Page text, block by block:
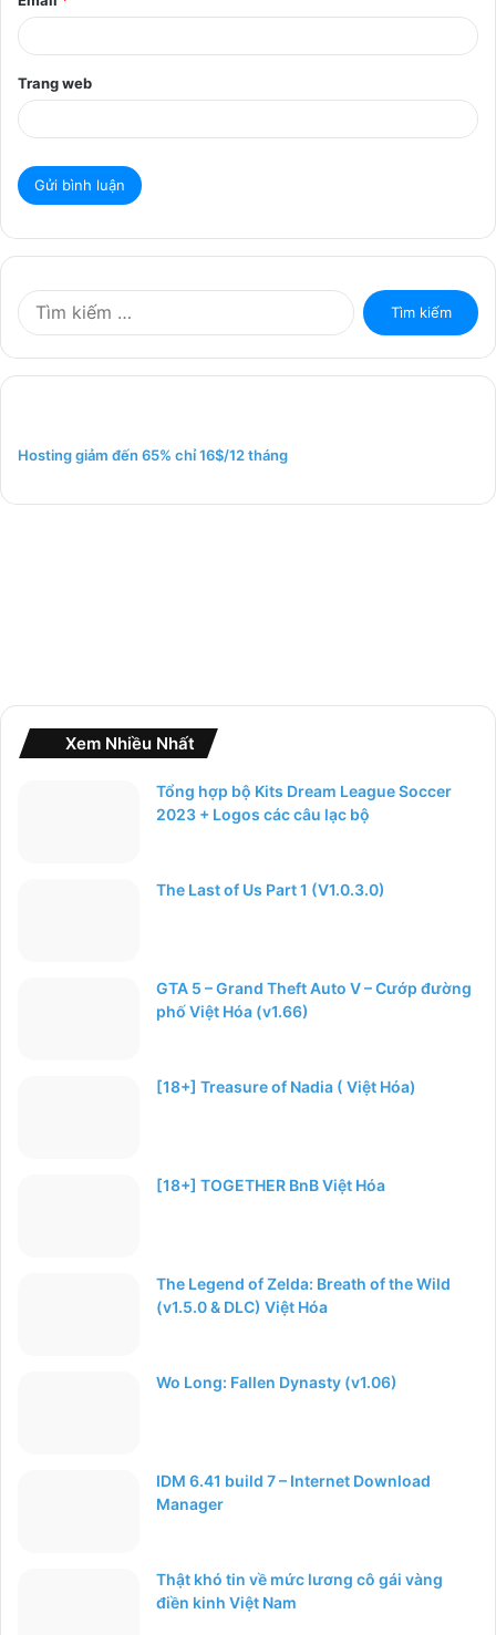
Trang web
k
o
Hosting giảm đến 65% chỉ 16$/12 tháng
Xem Nhiều Nhất
Tổng hợp bộ Kits Dream League Soccer
2023 + Logos các câu lạc bộ
The Last of Us Part 1 (V1.0.3.0)
GTA 5 – Grand Theft Auto V – Cướp đường
phố Việt Hóa (v1.66)
[18+] Treasure of Nadia ( Việt Hóa)
[18+] TOGETHER BnB Việt Hóa
The Legend of Zelda: Breath of the Wild
(v1.5.0 & DLC) Việt Hóa
Wo Long: Fallen Dynasty (v1.06)
IDM 6.41 build 7 – Internet Download
Manager
Thật khó tin về mức lương cô gái vàng
điền kinh Việt Nam